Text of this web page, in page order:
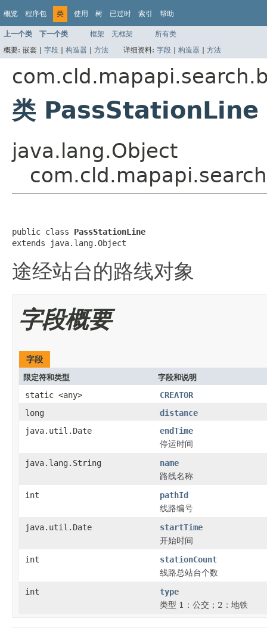
概览 程序包 类 使用 树 已过时 索引 帮助
上一个类 下一个类 框架 无框架
所有类
概要: 嵌套 | 字段 | 构造器 | 方法 详细资料: 字段 | 构造器 | 方法
类 PassStationLine
java.lang.Object
public class PassStationLine
extends java.lang.Object
途经站台的路线对象
字段概要
字段
限定符和类型 字段和说明
static <any>
CREATOR
long
distance
java.util.Date
endTime
停运时间
java.lang.String
name
路线名称
int
pathId
线路编号
java.util.Date
startTime
开始时间
int
stationCount
线路总站台个数
int
type
类型 1：公交；2：地铁